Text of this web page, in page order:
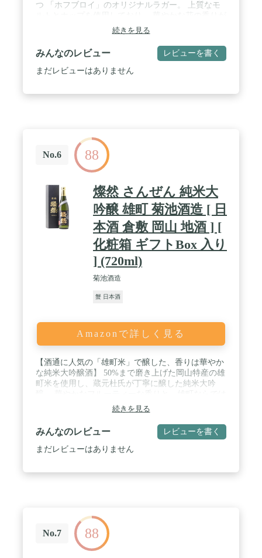
つ 「ホフブロイ」のオリジナルラガー。 上質なモ
あります。 苦みは控えめで、とてもバランスのよい
ビール。 軽やかな喉越しで、料理ともよく合いま
す。 / 【ビール】ホフブロイ・ドゥンケル Hofbrau
Dunkel…「Dunkel（ドゥンケル）」は、 1589年のホ
フブロイ醸造所の創設時に 造られた世界初のダーク
ちのひとつ。 ドイツ、バイエルン州ミュンヘンにあ
るビアホール 「ホフブロイハウス」は、世界中から
観光客が訪れる名所となっています。 / 【テリー
ヌ】LABEYRIE 「ラベリ」 鴨肉と鴨レバーのテリ
ーヌ…鴨肉のうまみと鴨レバーの濃厚な風味が 絶品
な添加物不使用の贅沢なテリーヌ。 脂肪分が少なめ
なので、癖がなく上品な味わい。 スライスしたバゲ
ットなどに塗って、 しっかりとした食感と奥深い味
わいを お楽しみください。 / 【スプレッド】
HENAFF "MAQUEREAU POIVRON JAUNE"ヘナフ
「魚と野菜のスプレッド 唐辛子風味」 … フラン
ス、ブルターニュ地方の加工製品ブランド「ヘナ
フ」が手掛ける魚と野菜のスプレッド。 味わい深い
サバとフランス・バスク地方特産のエスプレット唐
添えておつまみに。 マイルドな辛さが後を引く、ス
ちらの商品は、ギフト箱を【紺色包装紙・ワンポイ
ントシール】でラッピングしてお届けいたします。
その他のラッピングをご希望の場合は、ご購入画面
※メッセージカード無料、お届け日指定可能 / ◎こ
んなシーンにもおすすめです・・・お誕生日のプレ
ゼントや結婚祝い、引き出物、結婚記念日のお祝
物、お仕事関係の方への開店や開業のお祝い等、
続きを見る
みんなのレビュー レビューを書く
まだレビューはありません
No.6 88
燦然 さんぜん 純米大
吟醸 雄町 菊池酒造 [ 日
本酒 倉敷 岡山 地酒 ] [
化粧箱 ギフトBox 入り
] (720ml)
菊池酒造
蟹 日本酒
Amazonで詳しく見る
【酒通に人気の「雄町米」で醸した、香りは華やか
な純米大吟醸酒】 50%まで磨き上げた岡山特産の雄
町米を使用し、蔵元杜氏が丁寧に醸した純米大吟
のふくよかさを備えたきめの細かい旨みを、冷やし
てお楽しみください。 [受賞実績]ワイングラスでお
いしい日本酒アワード2020 最高金賞／2018・2019・
2021 金賞 等 / 【岡山県の特産酒米「雄町(おまち)」
とは】 岡山県の特産酒米「雄町」は、洗米・浸漬時
元・菊池酒造は、1878年に現在の岡山県倉敷市玉島
に創業。杜氏は蔵元菊池氏自ら行い、"伝統を育
み、未来に伝えるこだわりの美酒づくり"をモット
ーに、伝統的な備中流の酒造りの技術と美酒造りへ
続きを見る
みんなのレビュー レビューを書く
まだレビューはありません
No.7 88